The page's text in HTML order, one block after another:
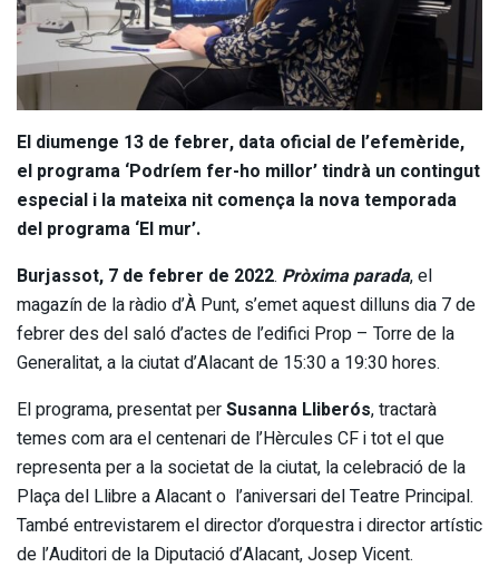
El diumenge 13 de febrer, data oficial de l’efemèride,
el programa ‘Podríem fer-ho millor’ tindrà un contingut
especial i la mateixa nit comença la nova temporada
del programa ‘El mur’.
Burjassot, 7 de febrer de 2022. Pròxima parada, el
magazín de la ràdio d’À Punt, s’emet aquest dilluns dia 7 de
febrer des del saló d’actes de l’edifici Prop – Torre de la
Generalitat, a la ciutat d’Alacant de 15:30 a 19:30 hores.
El programa, presentat perSusanna Lliberós, tractarà
temes com ara el centenari de l’Hèrcules CF i tot el que
representa per a la societat de la ciutat, la celebració de la
Plaça del Llibre a Alacant o l’aniversari del Teatre Principal.
També entrevistarem el director d’orquestra i director artístic
de l’Auditori de la Diputació d’Alacant, Josep Vicent.